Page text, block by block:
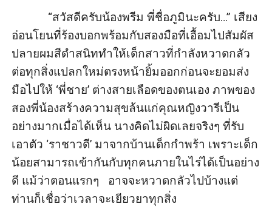
รุนแรงเหมือนครั้งแรก มันนุ่มนวลชวนฝันจนผู้ถูกกระทำหู
อื้อตาลายไปหมด
ราชาวดีกลัวจับใจ กลัวทั้งเขาและกลัวใจตัวเองกับสิ่งที่
กำลังเกิดขึ้น เธอจิกปลายเล็บลงบนท่อนแขนของภูมินทร์
ด้วยแรงทั้งหมดที่มีเพื่อหวังว่าความเจ็บนี้มันจะสามารถ
เรียกสติของเขาให้กลับคืนมาได้บ้างแต่ก็ไร้ผล เพราะยิ่ง
เธอทำร้ายเขามากเท่าไหร่ จูบที่เคยอ่อนโยน ก็ดูเหมือนว่า
จะยิ่งเปลี่ยนเป็นรุนแรงหนักมากขึ้นไปเท่านั้น
“พี่ภูมิอย่า…” เสียงหวานร้องห้ามเมื่อถูกอุ้มจนตัวลอย
ภูมินทร์ไม่ใส่ใจสิ่งอื่นใดนอกจากความต้องการของตัวเอง
เขาค่อยๆ วางราชาวดีลงบนเตียงอย่างอ่อนโยนทำให้หญิง
“สวัสดีครับน้องพรีม พี่ชื่อภูมินะครับ…” เสียง
อ่อนโยนที่ร้องบอกพร้อมกับสองมือที่เอื้อมไปสัมผัส
ปลายผมสีดำสนิททำให้เด็กสาวที่กำลังหวาดกลัว
ต่อทุกสิ่งแปลกใหม่ตรงหน้ายิ้มออกก่อนจะยอมส่ง
มือไปให้ ‘พี่ชาย’ ต่างสายเลือดของตนเอง ภาพของ
สองพี่น้องสร้างความสุขล้นแก่คุณหญิงวารีเป็น
อย่างมากเมื่อได้เห็น นางคิดไม่ผิดเลยจริงๆ ที่รับ
เอาตัว ‘ราชาวดี’ มาจากบ้านเด็กกำพร้า เพราะเด็ก
น้อยสามารถเข้ากันกับทุกคนภายในไร่ได้เป็นอย่าง
ดี แม้ว่าตอนแรกๆ   อาจจะหวาดกลัวไปบ้างแต่
ท่านก็เชื่อว่าเวลาจะเยียวยาทุกสิ่ง